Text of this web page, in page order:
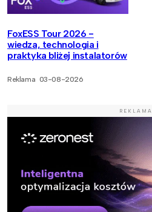
FoxESS Tour 2026 -
wiedza, technologia i
praktyka bliżej instalatorów
Reklama 03-08-2026
REKLAMA